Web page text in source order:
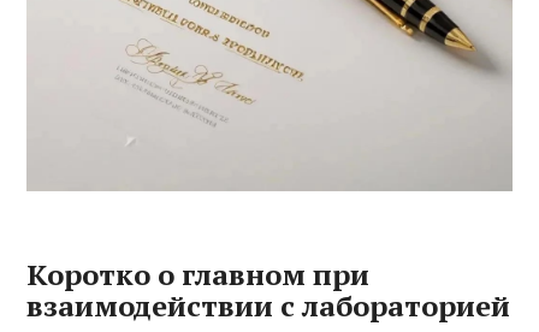
Коротко о главном при
взаимодействии с лабораторией